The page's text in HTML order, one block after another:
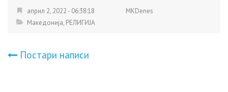
април 2, 2022 - 06:38:18
MKDenes
Македонија, РЕЛИГИЈА
Навигација
Постари написи